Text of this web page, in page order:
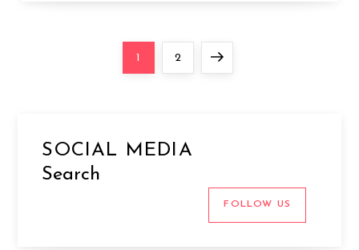
Page
1 Page
2 Next
SOCIAL MEDIA
Search
FOLLOW US